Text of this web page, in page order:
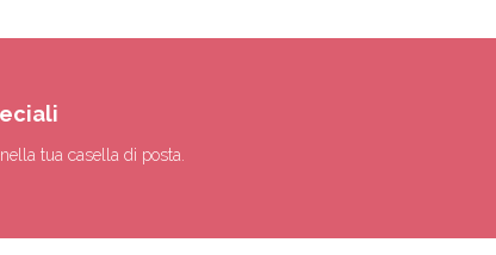
tua casella di posta.